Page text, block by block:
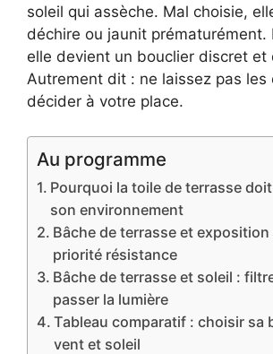
soleil qui assèche. Mal choisie,
déchire ou jaunit prématurément.
elle devient un bouclier discret et
Autrement dit : ne laissez pas les
décider à votre place.
Au programme
Pourquoi la toile de terrasse doit
son environnement
Bâche de terrasse et exposition
priorité résistance
Bâche de terrasse et soleil :
passer la lumière
Tableau comparatif : choisir sa
vent et soleil